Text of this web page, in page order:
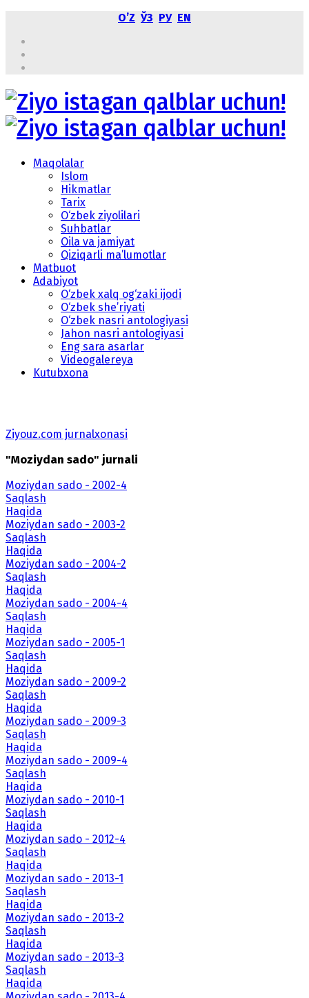
OʼZ ЎЗ РУ EN
Maqolalar
Islom
Hikmatlar
Tarix
O‘zbek ziyolilari
Suhbatlar
Oila va jamiyat
Qiziqarli ma’lumotlar
Matbuot
Adabiyot
O‘zbek xalq og‘zaki ijodi
O‘zbek she’riyati
O‘zbek nasri antologiyasi
Jahon nasri antologiyasi
Eng sara asarlar
Videogalereya
Kutubxona
Ziyouz.com jurnalxonasi
"Moziydan sado" jurnali
Moziydan sado - 2002-4
Saqlash
Haqida
Moziydan sado - 2003-2
Saqlash
Haqida
Moziydan sado - 2004-2
Saqlash
Haqida
Moziydan sado - 2004-4
Saqlash
Haqida
Moziydan sado - 2005-1
Saqlash
Haqida
Moziydan sado - 2009-2
Saqlash
Haqida
Moziydan sado - 2009-3
Saqlash
Haqida
Moziydan sado - 2009-4
Saqlash
Haqida
Moziydan sado - 2010-1
Saqlash
Haqida
Moziydan sado - 2012-4
Saqlash
Haqida
Moziydan sado - 2013-1
Saqlash
Haqida
Moziydan sado - 2013-2
Saqlash
Haqida
Moziydan sado - 2013-3
Saqlash
Haqida